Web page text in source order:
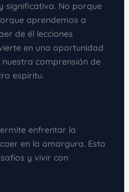
significativa. No porque
aprendemos a
de él lecciones
en una oportunidad
comprensión de
espíritu.
enfrentar la
en la amargura. Esto
y vivir con